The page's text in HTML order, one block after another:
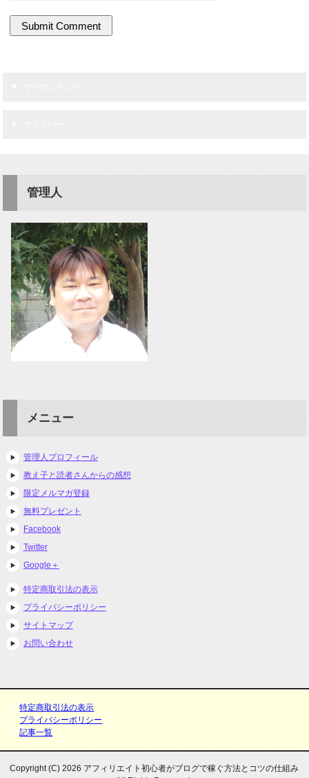
管理人
メニュー
管理人プロフィール
教え子と読者さんからの感想
限定メルマガ登録
無料プレゼント
Facebook
Twitter
Google＋
特定商取引法の表示
プライバシーポリシー
サイトマップ
お問い合わせ
特定商取引法の表示
プライバシーポリシー
記事一覧
Copyright (C) 2026 アフィリエイト初心者がブログで稼ぐ方法とコツの仕組み